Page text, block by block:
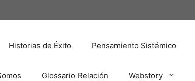
Historias de Éxito Pensamiento Sistémico
Glossario Relación Webstory